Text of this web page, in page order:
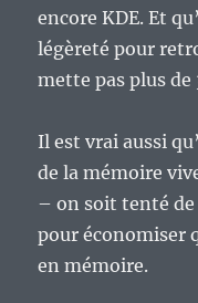
encore KDE. Et
légèreté pour
mette pas plus de
Il est vrai aussi
de la mémoire
– on soit tenté
pour économiser
en mémoire.